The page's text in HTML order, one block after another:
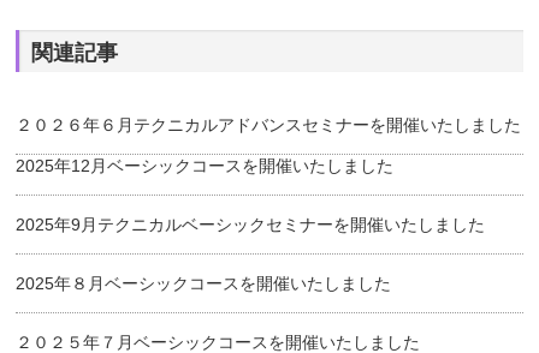
関連記事
２０２６年６月テクニカルアドバンスセミナーを開催いたしました
2025年12月ベーシックコースを開催いたしました
2025年9月テクニカルベーシックセミナーを開催いたしました
2025年８月ベーシックコースを開催いたしました
２０２５年７月ベーシックコースを開催いたしました